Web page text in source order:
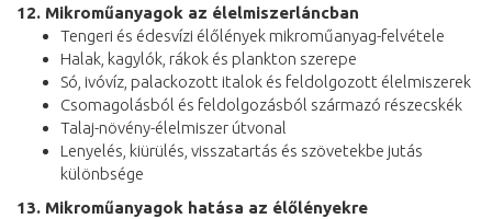
12. Mikroműanyagok az élelmiszerláncban
Tengeri és édesvízi élőlények mikroműanyag-felvétele
Halak, kagylók, rákok és plankton szerepe
Só, ivóvíz, palackozott italok és feldolgozott élelmiszerek
Csomagolásból és feldolgozásból származó részecskék
Talaj-növény-élelmiszer útvonal
Lenyelés, kiürülés, visszatartás és szövetekbe jutás
különbsége
13. Mikroműanyagok hatása az élőlényekre